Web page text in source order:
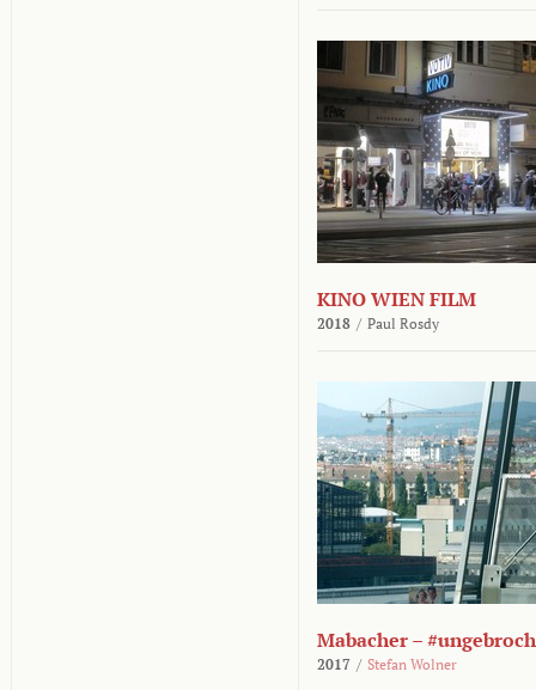
KINO WIEN FILM
2018 / Paul Rosdy
Mabacher –
2017 / Stefan Wolner